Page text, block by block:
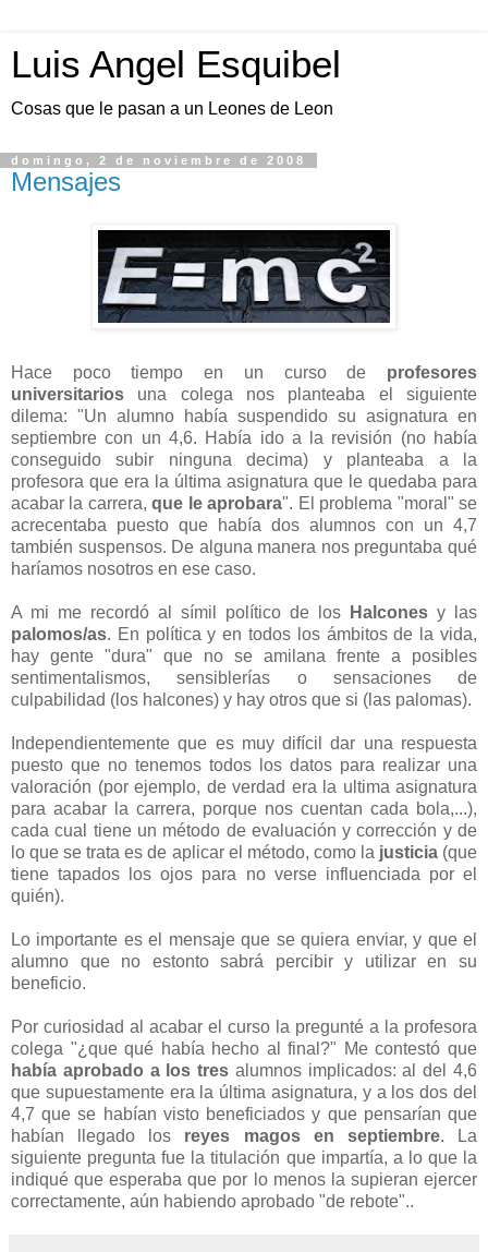
Luis Angel Esquibel
Cosas que le pasan a un Leones de Leon
domingo, 2 de noviembre de 2008
Mensajes
Hace poco tiempo en un curso de profesores
universitarios una colega nos planteaba el siguiente
dilema: "Un alumno había suspendido su asignatura en
septiembre con un 4,6. Había ido a la revisión (no había
conseguido subir ninguna decima) y planteaba a la
profesora que era la última asignatura que le quedaba para
acabar la carrera,que le aprobara". El problema "moral" se
acrecentaba puesto que había dos alumnos con un 4,7
también suspensos. De alguna manera nos preguntaba qué
haríamos nosotros en ese caso.
A mi me recordó al símil político de los Halcones y las
palomos/as. En política y en todos los ámbitos de la vida,
hay gente "dura" que no se amilana frente a posibles
sentimentalismos, sensiblerías o sensaciones de
culpabilidad (los halcones) y hay otros que si (las palomas).
Independientemente que es muy difícil dar una respuesta
puesto que no tenemos todos los datos para realizar una
valoración (por ejemplo, de verdad era la ultima asignatura
para acabar la carrera, porque nos cuentan cada bola,...),
cada cual tiene un método de evaluación y corrección y de
lo que se trata es de aplicar el método, como la justicia(que
tiene tapados los ojos para no verse influenciada por el
quién).
Lo importante es el mensaje que se quiera enviar, y que el
alumno que no estonto sabrá percibir y utilizar en su
beneficio.
Por curiosidad al acabar el curso la pregunté a la profesora
colega "¿que qué había hecho al final?" Me contestó que
había aprobado a los tres alumnos implicados: al del 4,6
que supuestamente era la última asignatura, y a los dos del
4,7 que se habían visto beneficiados y que pensarían que
habían llegado los reyes magos en septiembre. La
siguiente pregunta fue la titulación que impartía, a lo que la
indiqué que esperaba que por lo menos la supieran ejercer
correctamente, aún habiendo aprobado "de rebote"..